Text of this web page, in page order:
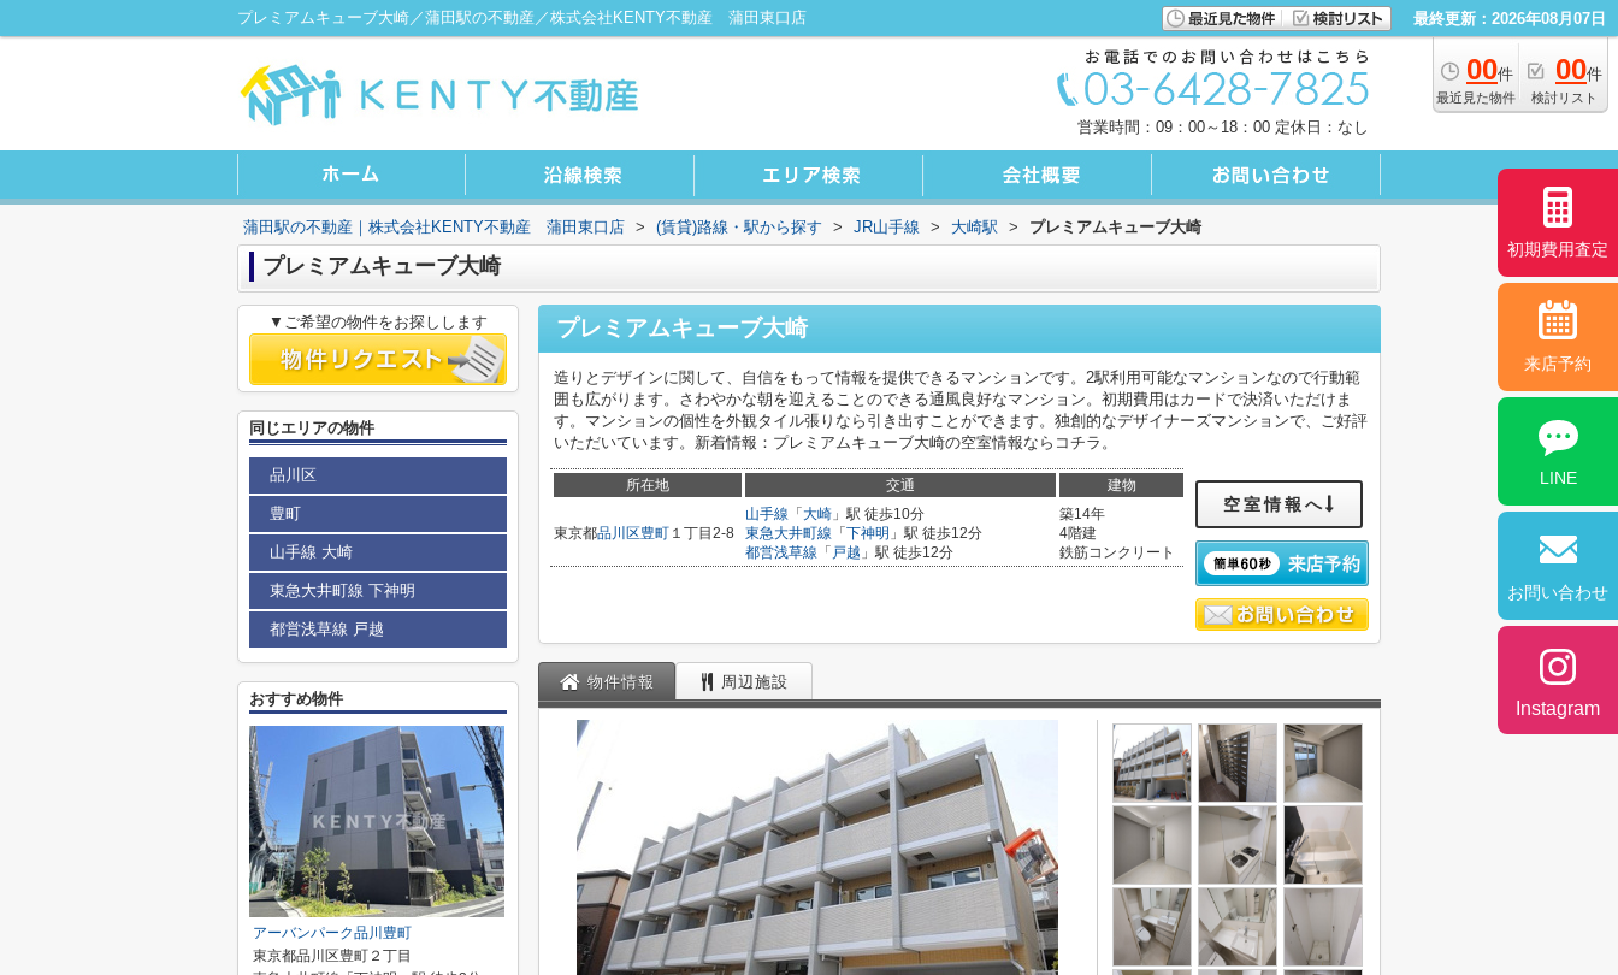
プレミアムキューブ大崎／蒲田駅の不動産／株式会社KENTY不動産 蒲田東口店 最終更新：2026年08月07日
00件
最近見た物件
00件
検討リスト
営業時間：09：00～18：00 定休日：なし
蒲田駅の不動産｜株式会社KENTY不動産 蒲田東口店 > (賃貸)路線・駅から探す > JR山手線 > 大崎駅 > プレミアムキューブ大崎
プレミアムキューブ大崎
プレミアムキューブ大崎
造りとデザインに関して、自信をもって情報を提供できるマンションです。2駅利用可能なマンションなので行動範
囲も広がります。さわやかな朝を迎えることのできる通風良好なマンション。初期費用はカードで決済いただけま
す。マンションの個性を外観タイル張りなら引き出すことができます。独創的なデザイナーズマンションで、ご好評
いただいています。新着情報：プレミアムキューブ大崎の空室情報ならコチラ。
所在地 交通 建物
東京都品川区豊町 １丁目2-8
山手線 「 大崎 」駅 徒歩10分
東急大井町線 「 下神明 」駅 徒歩12分
都営浅草線 「 戸越 」駅 徒歩12分
築14年
4階建
鉄筋コンクリート
空室情報へ
物件情報 周辺施設
▼ご希望の物件をお探しします
同じエリアの物件
品川区
豊町
山手線 大崎
東急大井町線 下神明
都営浅草線 戸越
おすすめ物件
アーバンパーク品川豊町
東京都品川区豊町２丁目
初期費用査定
来店予約
LINE
お問い合わせ
Instagram